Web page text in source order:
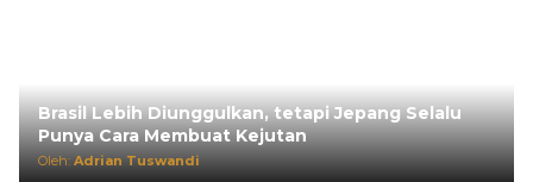
Brasil Lebih Diunggulkan, tetapi Jepang Selalu
Punya Cara Membuat Kejutan
Oleh: Adrian Tuswandi